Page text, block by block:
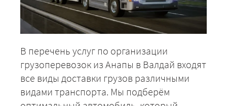
В перечень услуг по организации
грузоперевозок из Анапы в Валдай входят
все виды доставки грузов различными
видами транспорта. Мы подберём